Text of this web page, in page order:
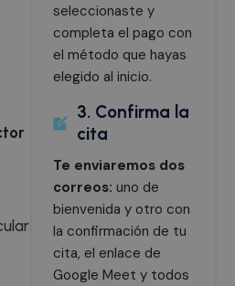
seleccionaste y
completa el pago con
el método que hayas
elegido al inicio.
3. Confirma la
cita
Te enviaremos dos
correos: uno de
bienvenida y otro con
la confirmación de tu
cita, el enlace de
Google Meet y todos